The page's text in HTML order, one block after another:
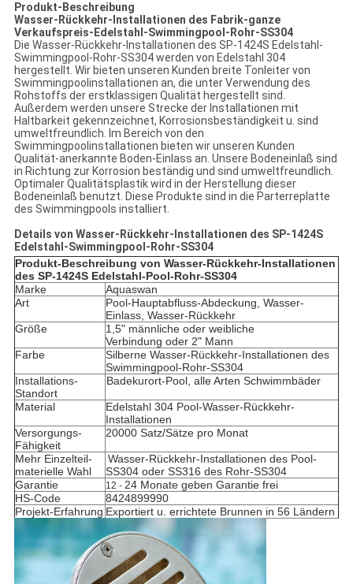
Produkt-Beschreibung
Wasser-Rückkehr-Installationen des Fabrik-ganze
Verkaufspreis-Edelstahl-Swimmingpool-Rohr-SS304
Die Wasser-Rückkehr-Installationen des SP-1424S Edelstahl-
Swimmingpool-Rohr-SS304 werden von Edelstahl 304
hergestellt. Wir bieten unseren Kunden breite Tonleiter von
Swimmingpoolinstallationen an, die unter Verwendung des
Rohstoffs der erstklassigen Qualität hergestellt sind.
Außerdem werden unsere Strecke der Installationen mit
Haltbarkeit gekennzeichnet, Korrosionsbeständigkeit u. sind
umweltfreundlich. Im Bereich von den
Swimmingpoolinstallationen bieten wir unseren Kunden
Qualität-anerkannte Boden-Einlass an. Unsere Bodeneinlaß sind
in Richtung zur Korrosion beständig und sind umweltfreundlich.
Optimaler Qualitätsplastik wird in der Herstellung dieser
Bodeneinlaß benutzt. Diese Produkte sind in die Parterreplatte
des Swimmingpools installiert.
Details von Wasser- Rückkehr-Installationen des SP-1424S
Edelstahl-Swimmingpool-Rohr-SS304
Produkt-Beschreibung von Wasser-Rückkehr-Installationen
des SP-1424S Edelstahl-Pool-Rohr-SS304
Marke
Aquaswan
Art
Pool-Hauptabfluss-Abdeckung, Wasser-
Einlass, Wasser-Rückkehr
Größe
1,5" männliche oder weibliche
Verbindung oder 2" Mann
Farbe
Silberne Wasser-Rückkehr-Installationen des
Swimmingpool-Rohr-SS304
Installations-
Standort
Badekurort-Pool, alle Arten Schwimmbäder
Material Edelstahl 304 Pool-Wasser-Rückkehr-
Installationen
Versorgungs-
Fähigkeit
20000 Satz/Sätze pro Monat
Mehr Einzelteil-
materielle Wahl
Wasser-Rückkehr-Installationen des Pool-
SS304 oder SS316 des Rohr-SS304
Garantie
12 - 24 Monate geben Garantie frei
HS-Code
8424899990
Projekt-Erfahrung Exportiert u. errichtete Brunnen in 56 Ländern